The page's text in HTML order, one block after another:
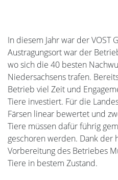
In diesem Jahr war der VOST
Austragungsort war der
wo sich die 40 besten
Niedersachsens trafen.
Betrieb viel Zeit und
Tiere investiert. Für die
Färsen linear bewertet und
Tiere müssen dafür führig
geschoren werden. Dank der
Vorbereitung des Betriebes
Tiere in bestem Zustand.